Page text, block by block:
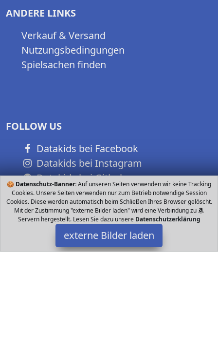
🍪 Datenschutz-Banner:Auf unseren Seiten verwenden wir keine Tracking
Cookies. Unsere Seiten verwenden nur zum Betrieb notwendige Session
Cookies. Diese werden automatisch beim Schließen Ihres Browser gelöscht.
Mit der Zustimmung "externe Bilder laden" wird eine Verbindung zu
Servern hergestellt. Lesen Sie dazu unsere Datenschutzerklärung
externe Bilder laden
ANDERE LINKS
Verkauf & Versand
Nutzungsbedingungen
Spielsachen finden
FOLLOW US
Datakids bei Facebook
Datakids bei Instagram
Datakids bei Github